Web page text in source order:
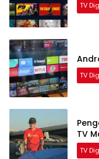
TV
TV
TV
TV